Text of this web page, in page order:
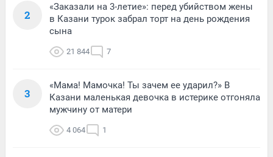
2
«Заказали на 3-летие»: перед убийством жены
в Казани турок забрал торт на день рождения
сына
21 844 7
3
«Мама! Мамочка! Ты зачем ее ударил?» В
Казани маленькая девочка в истерике отгоняла
мужчину от матери
4 064 1